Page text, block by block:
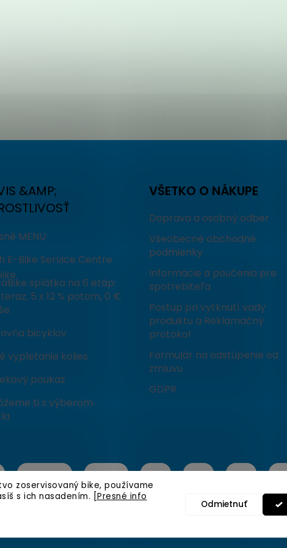
zoservisovaný bike, používame
s ich nasadením. [Presné info
Odmietnuť
&AMP;
MENU
E-Bike Service Centre
splátka na 6 etáp:
5 x 12 % potom, 0 €
bicyklov
vypletanie kolies
poukaz
ti s výberom
VŠETKO O NÁKUPE
Doprava a osobný odber
Všeobecné obchodné
podmienky
Informácie a poučenia pre
spotrebiteľa
Postup pri vytknutí vady
produktu a Reklamačný
protokol
Formulár na odstúpenie od
zmluvu
GDPR